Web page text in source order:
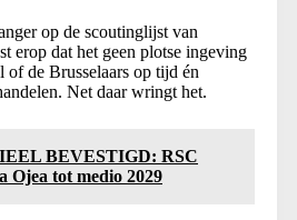
op de scoutinglijst van
erop dat het geen plotse ingeving
of de Brusselaars op tijd én
Net daar wringt het.
BEVESTIGD: RSC
Ojea tot medio 2029